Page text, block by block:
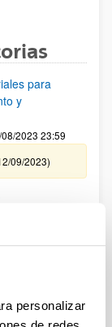
personalizar
para
y
2023 23:59
09/2023)
09/2023)
y Control de
mediante